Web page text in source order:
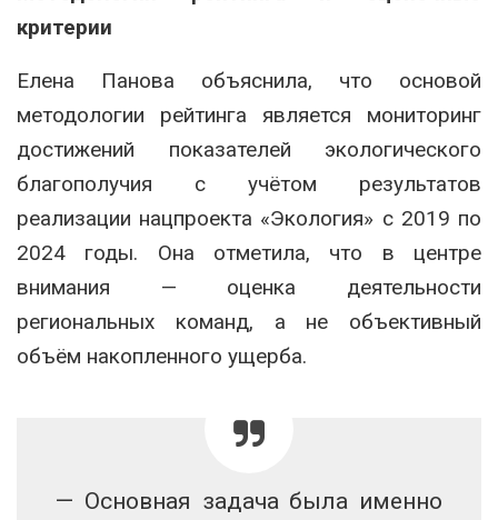
критерии
Елена Панова объяснила, что основой
методологии рейтинга является мониторинг
достижений показателей экологического
благополучия с учётом результатов
реализации нацпроекта «Экология» с 2019 по
2024 годы. Она отметила, что в центре
внимания — оценка деятельности
региональных команд, а не объективный
объём накопленного ущерба.
— Основная задача была именно